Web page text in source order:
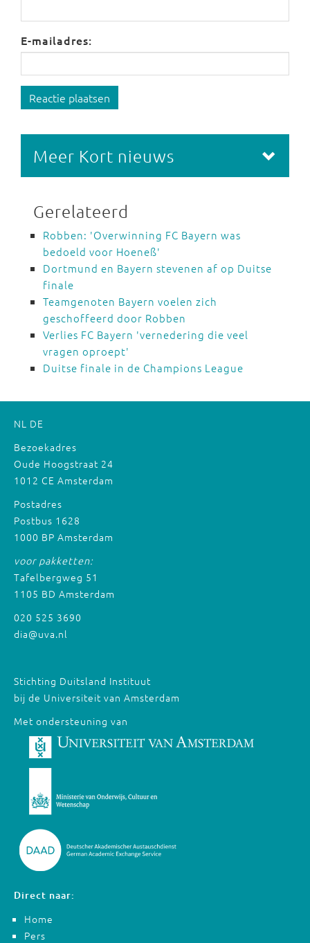
E-mailadres:
Reactie plaatsen
Meer Kort nieuws
Gerelateerd
Robben: 'Overwinning FC Bayern was
bedoeld voor Hoeneß'
Dortmund en Bayern stevenen af op Duitse
finale
Teamgenoten Bayern voelen zich
geschoffeerd door Robben
Verlies FC Bayern 'vernedering die veel
vragen oproept'
Duitse finale in de Champions League
NL DE
Bezoekadres
Oude Hoogstraat 24
1012 CE Amsterdam
Postadres
Postbus 1628
1000 BP Amsterdam
voor pakketten:
Tafelbergweg 51
1105 BD Amsterdam
020 525 3690
dia@uva.nl
Stichting Duitsland Instituut
bij de Universiteit van Amsterdam
Met ondersteuning van
Direct naar:
Home
Pers